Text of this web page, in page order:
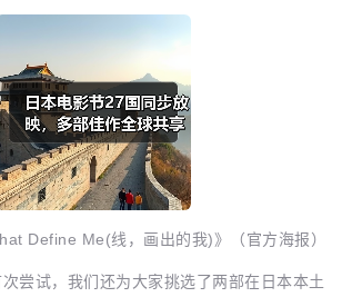
Define Me(线，画出的我)》（官方海报）
试，我们还为大家挑选了两部在日本本土